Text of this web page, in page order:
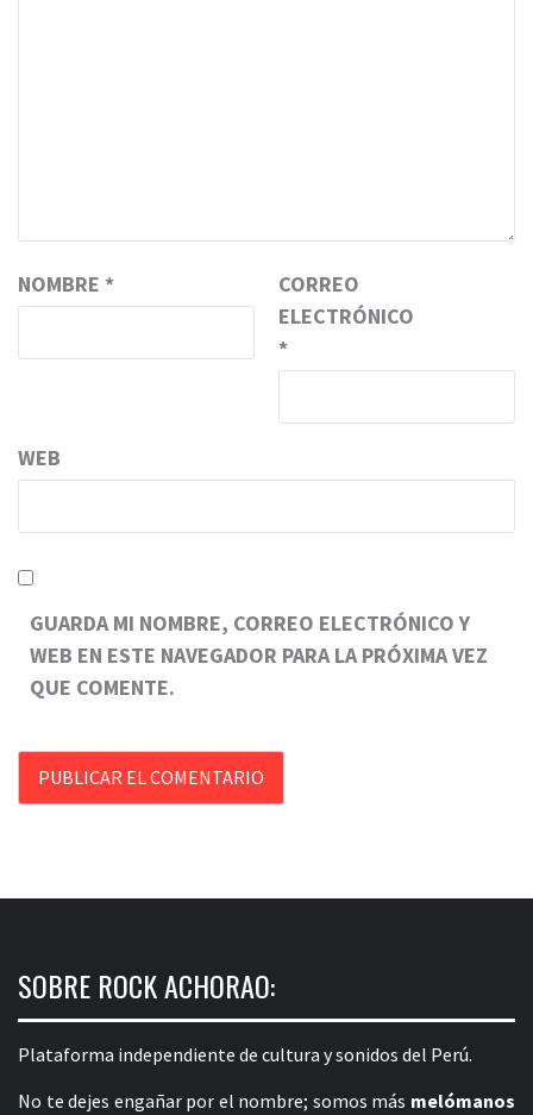
NOMBRE *
CORREO
ELECTRÓNICO
*
WEB
GUARDA MI NOMBRE, CORREO ELECTRÓNICO Y
WEB EN ESTE NAVEGADOR PARA LA PRÓXIMA VEZ
QUE COMENTE.
SOBRE ROCK ACHORAO:
Plataforma independiente de cultura y sonidos del Perú.
No te dejes engañar por el nombre; somos más melómanos